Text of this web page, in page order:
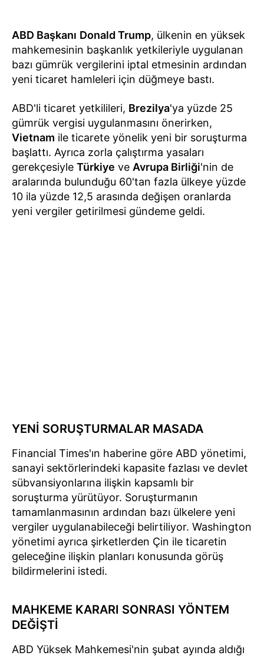
ABD Başkanı Donald Trump, ülkenin en yüksek
mahkemesinin başkanlık yetkileriyle uygulanan
bazı gümrük vergilerini iptal etmesinin ardından
yeni ticaret hamleleri için düğmeye bastı.
ABD'li ticaret yetkilileri, Brezilya'ya yüzde 25
gümrük vergisi uygulanmasını önerirken,
Vietnam ile ticarete yönelik yeni bir soruşturma
başlattı. Ayrıca zorla çalıştırma yasaları
gerekçesiyle Türkiye ve Avrupa Birliği'nin de
aralarında bulunduğu 60'tan fazla ülkeye yüzde
10 ila yüzde 12,5 arasında değişen oranlarda
yeni vergiler getirilmesi gündeme geldi.
YENİ SORUŞTURMALAR MASADA
Financial Times'ın haberine göre ABD yönetimi,
sanayi sektörlerindeki kapasite fazlası ve devlet
sübvansiyonlarına ilişkin kapsamlı bir
soruşturma yürütüyor. Soruşturmanın
tamamlanmasının ardından bazı ülkelere yeni
vergiler uygulanabileceği belirtiliyor. Washington
yönetimi ayrıca şirketlerden Çin ile ticaretin
geleceğine ilişkin planları konusunda görüş
bildirmelerini istedi.
MAHKEME KARARI SONRASI YÖNTEM
DEĞİŞTİ
ABD Yüksek Mahkemesi'nin şubat ayında aldığı